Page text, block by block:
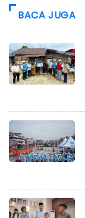
BACA JUGA